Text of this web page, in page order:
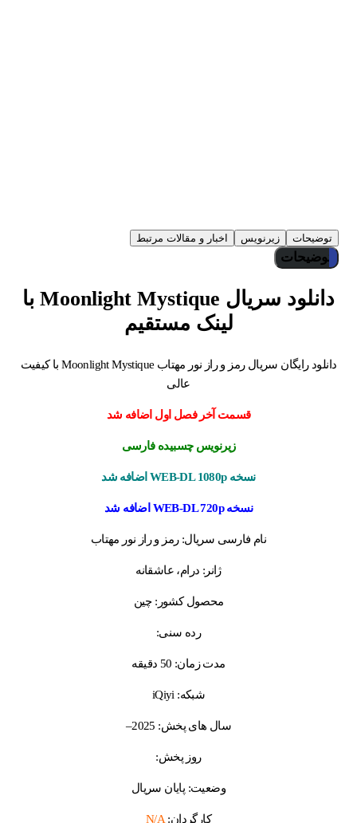
توضیحات زیرنویس اخبار و مقالات مرتبط
توضیحات
دانلود سریال Moonlight Mystique با
لینک مستقیم
دانلود رایگان سریال رمز و راز نور مهتاب Moonlight Mystique با کیفیت
عالی
قسمت آخر فصل اول اضافه شد
زیرنویس چسبیده فارسی
نسخه WEB-DL 1080p اضافه شد
نسخه WEB-DL 720p اضافه شد
نام فارسی سریال: رمز و راز نور مهتاب
ژانر: درام، عاشقانه
محصول کشور: چین
رده سنی:
مدت زمان: 50 دقیقه
شبکه: iQiyi
سال های پخش: 2025–
روز پخش:
وضعیت: پایان سریال
کارگردان: N/A